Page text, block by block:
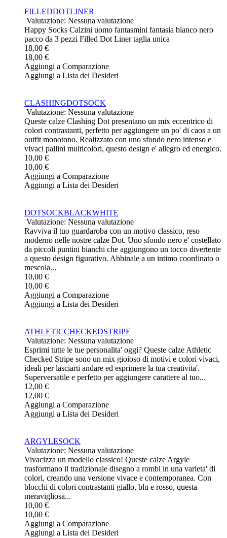
FILLEDDOTLINER
Valutazione: Nessuna valutazione
Happy Socks Calzini uomo fantasmini fantasia bianco nero
pacco da 3 pezzi Filled Dot Liner taglia unica
18,00 €
18,00 €
Aggiungi a Comparazione
Aggiungi a Lista dei Desideri
CLASHINGDOTSOCK
Valutazione: Nessuna valutazione
Queste calze Clashing Dot presentano un mix eccentrico di
colori contrastanti, perfetto per aggiungere un po' di caos a un
outfit monotono. Realizzato con uno sfondo nero intenso e
vivaci pallini multicolori, questo design e' allegro ed energico.
10,00 €
10,00 €
Aggiungi a Comparazione
Aggiungi a Lista dei Desideri
DOTSOCKBLACKWHITE
Valutazione: Nessuna valutazione
Ravviva il tuo guardaroba con un motivo classico, reso
moderno nelle nostre calze Dot. Uno sfondo nero e' costellato
da piccoli puntini bianchi che aggiungono un tocco divertente
a questo design figurativo. Abbinale a un intimo coordinato o
mescola...
10,00 €
10,00 €
Aggiungi a Comparazione
Aggiungi a Lista dei Desideri
ATHLETICCHECKEDSTRIPE
Valutazione: Nessuna valutazione
Esprimi tutte le tue personalita' oggi? Queste calze Athletic
Checked Stripe sono un mix gioioso di motivi e colori vivaci,
ideali per lasciarti andare ed esprimere la tua creativita'.
Superversatile e perfetto per aggiungere carattere al tuo...
12,00 €
12,00 €
Aggiungi a Comparazione
Aggiungi a Lista dei Desideri
ARGYLESOCK
Valutazione: Nessuna valutazione
Vivacizza un modello classico! Queste calze Argyle
trasformano il tradizionale disegno a rombi in una varieta' di
colori, creando una versione vivace e contemporanea. Con
blocchi di colori contrastanti giallo, blu e rosso, questa
meravigliosa...
10,00 €
10,00 €
Aggiungi a Comparazione
Aggiungi a Lista dei Desideri